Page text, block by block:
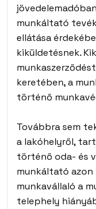
munkáltató
ellátása
kiküldetésnek.
keretében, a
történő
Továbbra sem
a lakóhelyről,
történő oda- és
munkáltató azon
munkavállaló a
telephely